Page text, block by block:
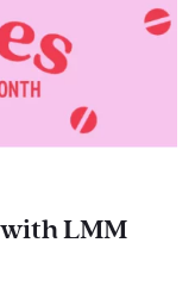
LMM